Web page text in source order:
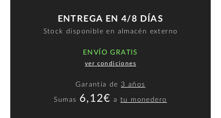
ENTREGA EN 4/8 DÍAS
Stock disponible en almacén externo
ENVÍO GRATIS
ver condiciones
Garantía de 3 años
Sumas 6,12€ atu monedero